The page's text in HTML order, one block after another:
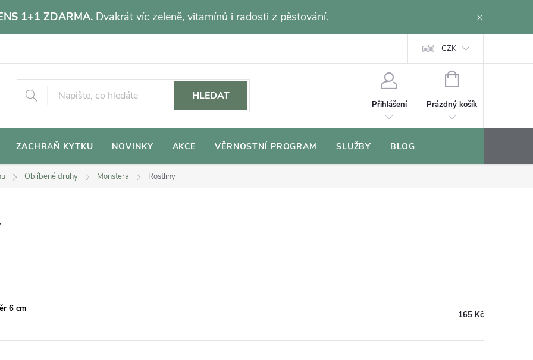
1+1 ZDARMA. Dvakrát víc zeleně, vitamínů i radosti z pěstování.
CZK
HLEDAT
Přihlášení
NÁKUPNÍ
Prázdný košík
ZACHRAŇ KYTKU NOVINKY AKCE VĚRNOSTNÍ PROGRAM SLUŽBY BLOG
Oblíbené druhy Monstera Rostliny
6 cm
165 Kč